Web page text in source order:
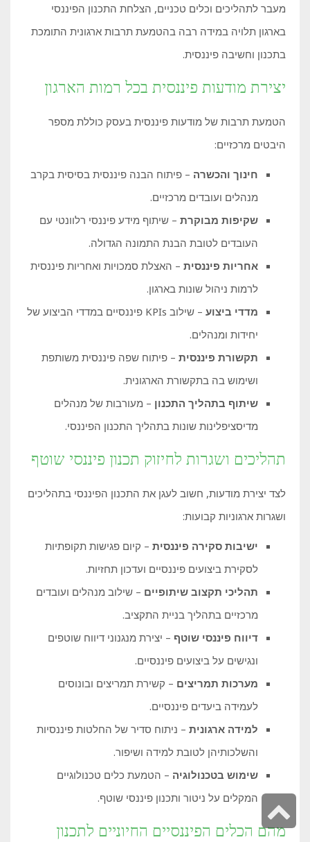
מעבר לתהליכים וכלים טכניים, הצלחת התכנון הפיננסי
בארגון תלויה במידה רבה בהטמעת תרבות ארגונית התומכת
בתכנון וחשיבה פיננסית.
יצירת מודעות פיננסית בכל רמות הארגון
הטמעת תרבות של מודעות פיננסית בעסק כוללת מספר
היבטים מרכזיים:
חינוך והכשרה – פיתוח הבנה פיננסית בסיסית בקרב
מנהלים ועובדים מרכזיים.
שקיפות מבוקרת – שיתוף מידע פיננסי רלוונטי עם
העובדים לטובת הבנת התמונה הגדולה.
אחריות פיננסית – האצלת סמכויות ואחריות פיננסית
לרמות ניהול שונות בארגון.
מדדי ביצוע
– שילוב KPIs פיננסיים במדדי הביצוע של
יחידות ומנהלים.
תקשורת פיננסית – פיתוח שפה פיננסית משותפת
ושימוש בה בתקשורת הארגונית.
שיתוף בתהליך התכנון – מעורבות של מנהלים
מדיסציפלינות שונות בתהליך התכנון הפיננסי.
תהליכים ושגרות לחיזוק תכנון פיננסי שוטף
לצד יצירת מודעות, חשוב לעגן את התכנון הפיננסי בתהליכים
ושגרות ארגוניות קבועות:
ישיבות סקירה פיננסית – קיום פגישות תקופתיות
לסקירת ביצועים פיננסיים ועדכון תחזיות.
תהליכי תקצוב שיתופיים – שילוב מנהלים ועובדים
מרכזיים בתהליך בניית התקציב.
דיווח פיננסי שוטף – יצירת מנגנוני דיווח שוטפים
ונגישים על ביצועים פיננסיים.
מערכות תמריצים – קשירת תמריצים ובונוסים
לעמידה ביעדים פיננסיים.
למידה ארגונית – ניתוח סדיר של החלטות פיננסיות
והשלכותיהן לטובת למידה ושיפור.
שימוש בטכנולוגיה – הטמעת כלים טכנולוגיים
המקלים על ניטור ותכנון פיננסי שוטף.
מהם הכלים הפיננסיים החיוניים לתכנון
גלילה
לראש